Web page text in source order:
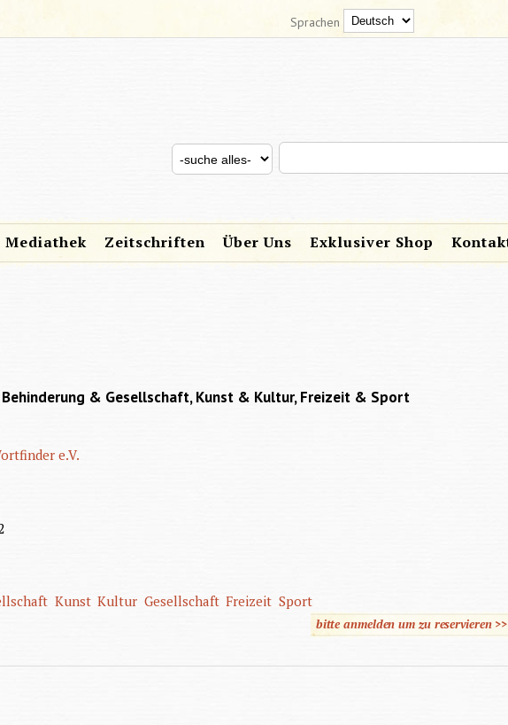
Sprachen
SUCHFORMULAR
Search this site
Search for
Mediathek Zeitschriften Über Uns Exklusiver Shop
& Gesellschaft, Kunst & Kultur, Freizeit & Sport
e.V.
Kunst Kultur Gesellschaft Freizeit Sport
bitte anmelden um zu reservieren >>